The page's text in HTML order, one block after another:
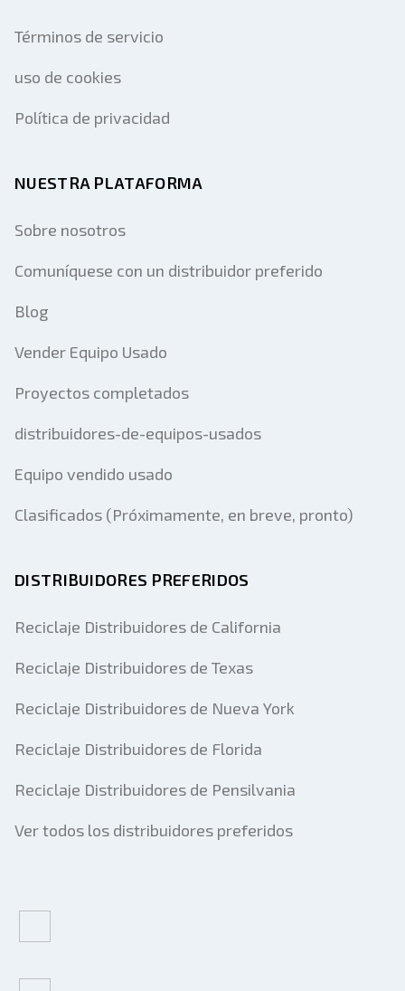
Términos de servicio
uso de cookies
Política de privacidad
NUESTRA PLATAFORMA
Sobre nosotros
Comuníquese con un distribuidor preferido
Blog
Vender Equipo Usado
Proyectos completados
distribuidores-de-equipos-usados
Equipo vendido usado
Clasificados (Próximamente, en breve, pronto)
DISTRIBUIDORES PREFERIDOS
Reciclaje Distribuidores de California
Reciclaje Distribuidores de Texas
Reciclaje Distribuidores de Nueva York
Reciclaje Distribuidores de Florida
Reciclaje Distribuidores de Pensilvania
Ver todos los distribuidores preferidos